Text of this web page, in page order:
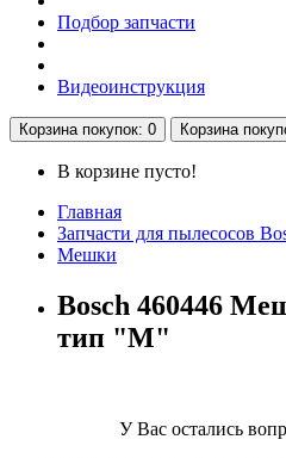
Подбор запчасти
Видеоинструкция
Корзинапокупок: 0 Корзина
В корзине пусто!
Главная
Запчасти для пылесосов
Мешки
Bosch 460446
тип "M"
У Вас остались